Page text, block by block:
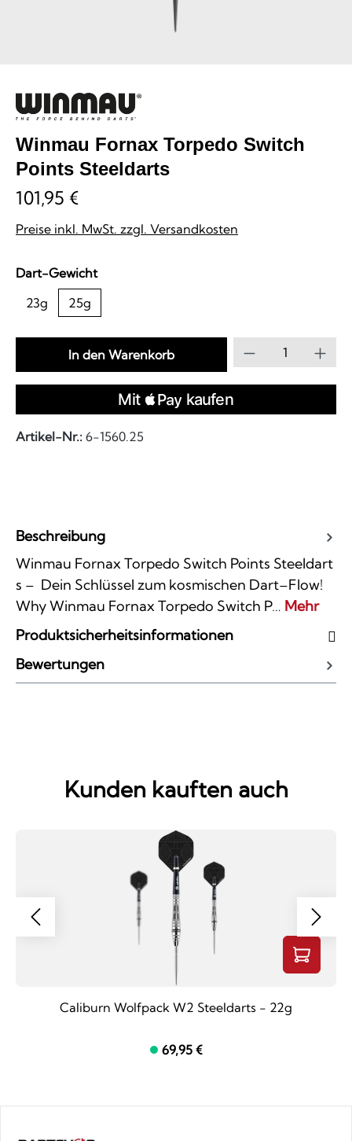
Winmau Fornax Torpedo Switch
Points Steeldarts
101,95 €
Preise inkl. MwSt. zzgl. Versandkosten
Dart-Gewichtauswählen
23g
25g
Produkt
In den Warenkorb
Artikel-Nr.: 6-1560.25
Beschreibung
Winmau Fornax Torpedo Switch Points Steeldart
s – Dein Schlüssel zum kosmischen Dart–Flow!
Why Winmau Fornax Torpedo Switch P… Mehr
Produktsicherheitsinformationen
Bewertungen
Kunden kauften auch
Caliburn Wolfpack W2 Steeldarts - 22g
69,95 €